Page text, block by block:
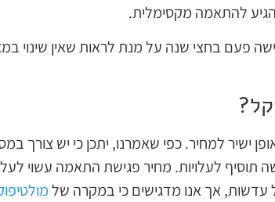
להתאמה מקסימלית.
פעם בחצי שנה על מנת לראות שאין שינוי
למחיר. כפי שאמרנו, יתכן כי יש צורך
אך אנו מדגישים כי במקרה של